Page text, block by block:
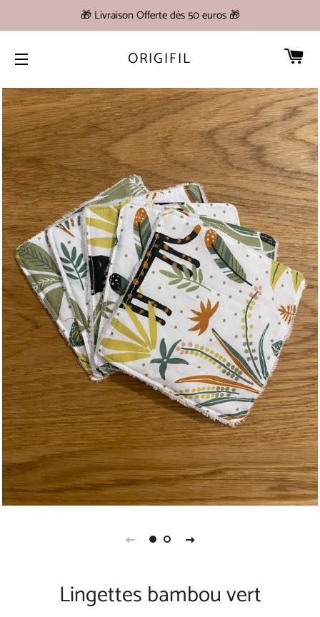
🎁 Livraison Offerte dès 50 euros 🎁
ORIGIFIL
Lingettes bambou vert